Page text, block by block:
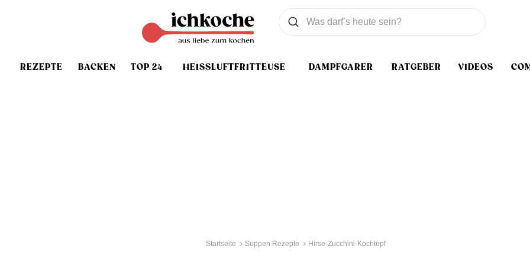
REZEPTE BACKEN TOP 24 HEISSLUFTFRITTEUSE DAMPFGARER RATGEBER VIDEOS
Was wollen Sie suchen
Suchen
Startseite Suppen Rezepte Hirse-Zucchini-Kochtopf